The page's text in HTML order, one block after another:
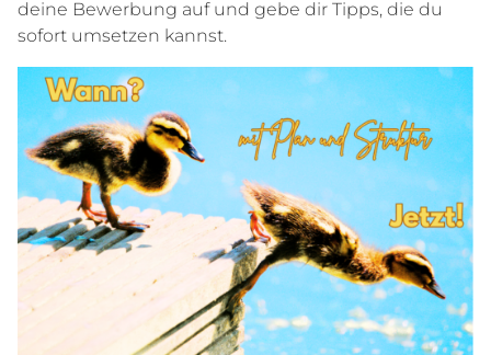
deine Bewerbung auf und gebe dir Tipps, die du
sofort umsetzen kannst.